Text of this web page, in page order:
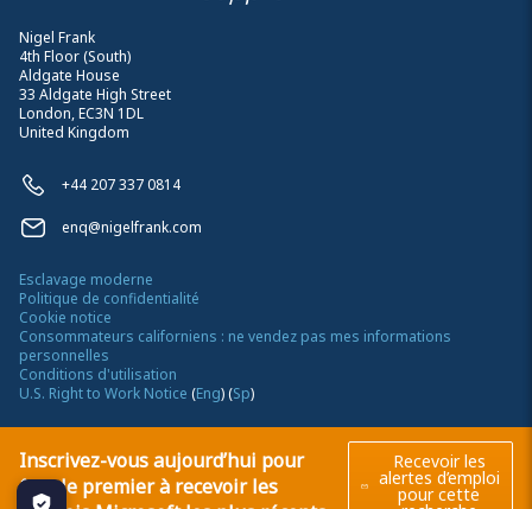
Inscrivez-vous aujourd’hui pour
être le premier à recevoir les
Recevoir les
alertes d’emploi
pour cette
Nigel Frank
4th Floor (South)
Aldgate House
33 Aldgate High Street
London, EC3N 1DL
United Kingdom
+44 207 337 0814
enq@nigelfrank.com
Esclavage moderne
Politique de confidentialité
Cookie notice
Consommateurs californiens : ne vendez pas mes informations
personnelles
Conditions d'utilisation
U.S. Right to Work Notice (Eng)(Sp)